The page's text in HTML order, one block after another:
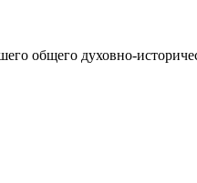
общего духовно-